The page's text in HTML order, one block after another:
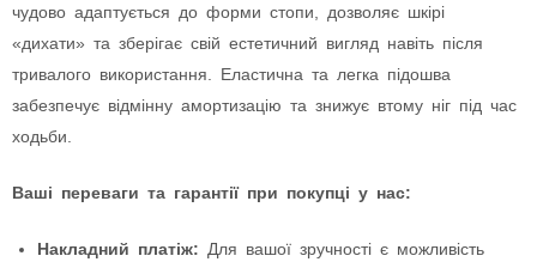
чудово адаптується до форми стопи, дозволяє шкірі
«дихати» та зберігає свій естетичний вигляд навіть після
тривалого використання. Еластична та легка підошва
забезпечує відмінну амортизацію та знижує втому ніг під час
ходьби.
Ваші переваги та гарантії при покупці у нас:
Накладний платіж: Для вашої зручності є можливість